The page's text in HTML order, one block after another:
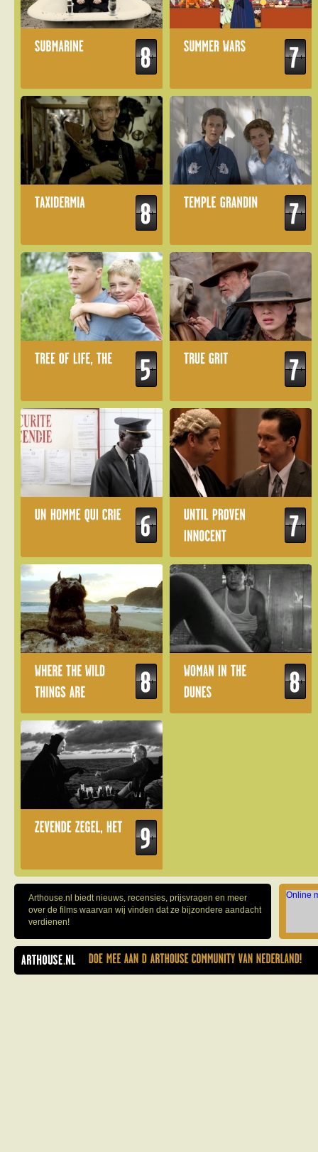
Arthouse.nl biedt nieuws, recensies, prijsvragen en meer
over de films waarvan wij vinden dat ze bijzondere aandacht
verdienen!
Online